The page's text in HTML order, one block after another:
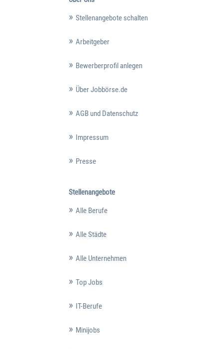
Stellenangebote schalten
Arbeitgeber
Bewerberprofil anlegen
Über Jobbörse.de
AGB und Datenschutz
Impressum
Presse
Stellenangebote
Alle Berufe
Alle Städte
Alle Unternehmen
Top Jobs
IT-Berufe
Minijobs